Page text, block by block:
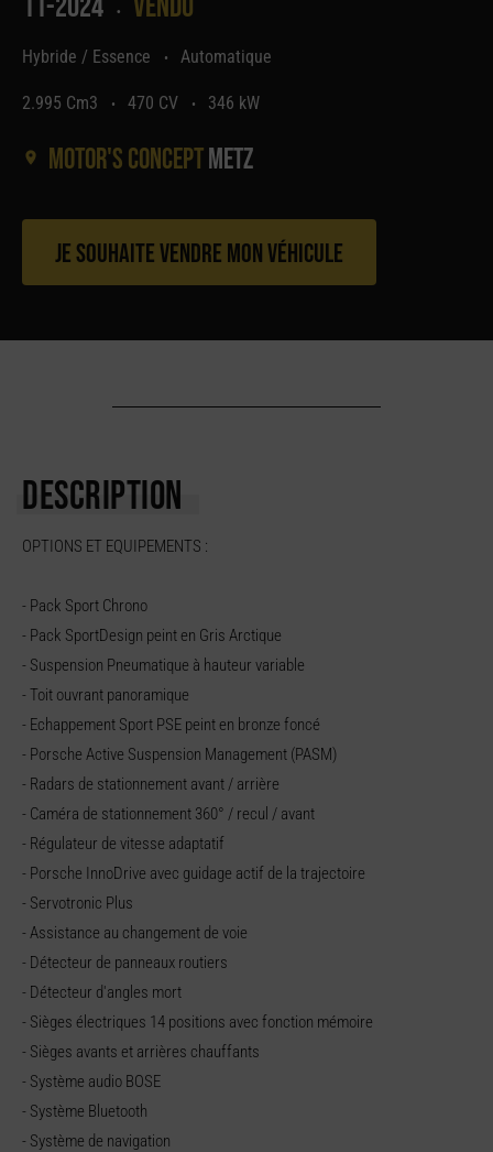
•
Hybride / Essence • Automatique
2.995 Cm3 • 470 CV • 346 kW
Motor's conceptMetz
Je souhaite vendre mon véhicule
DESCRIPTION
OPTIONS ET EQUIPEMENTS :
- Pack Sport Chrono
- Pack SportDesign peint en Gris Arctique
- Suspension Pneumatique à hauteur variable
- Toit ouvrant panoramique
- Echappement Sport PSE peint en bronze foncé
- Porsche Active Suspension Management (PASM)
- Radars de stationnement avant / arrière
- Caméra de stationnement 360° / recul / avant
- Régulateur de vitesse adaptatif
- Porsche InnoDrive avec guidage actif de la trajectoire
- Servotronic Plus
- Assistance au changement de voie
- Détecteur de panneaux routiers
- Détecteur d'angles mort
- Sièges électriques 14 positions avec fonction mémoire
- Sièges avants et arrières chauffants
- Système audio BOSE
- Système Bluetooth
- Système de navigation